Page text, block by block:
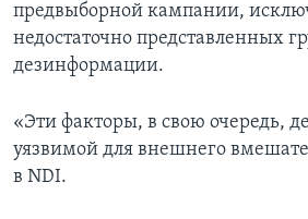
предвыборной кампании,
недостаточно представленных
дезинформации.
«Эти факторы, в свою очередь,
уязвимой для внешнего
в NDI.